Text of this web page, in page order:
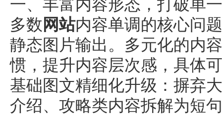
一、丰富内容形态，打破单
多数 网站内容单调的核心问
静态图片输出。多元化的内
惯，提升内容层次感，具体
基础图文精细化升级：摒弃
介绍、攻略类内容拆解为短